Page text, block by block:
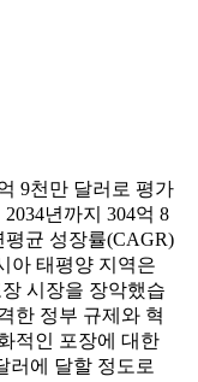
9천만 달러로 평가
년까지 304억 8
균 성장률(CAGR)
아 태평양 지역은
시장을 장악했습
한 정부 규제와 혁
적인 포장에 대한
러에 달할 정도로